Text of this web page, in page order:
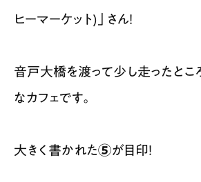
ヒーマーケット)」さん！
音戸大橋を渡って少し走ったとこ
なカフェです。
大きく書かれた⑤が目印！